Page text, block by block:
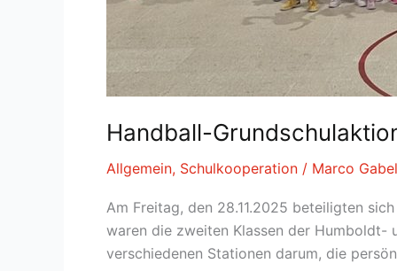
Handball-​
Allgemein, Schulkooperation / Marco Gabel
Am Freitag, den 28.11.2025 beteiligten
waren die zweiten Klassen der Humboldt-
verschiedenen Stationen darum, die